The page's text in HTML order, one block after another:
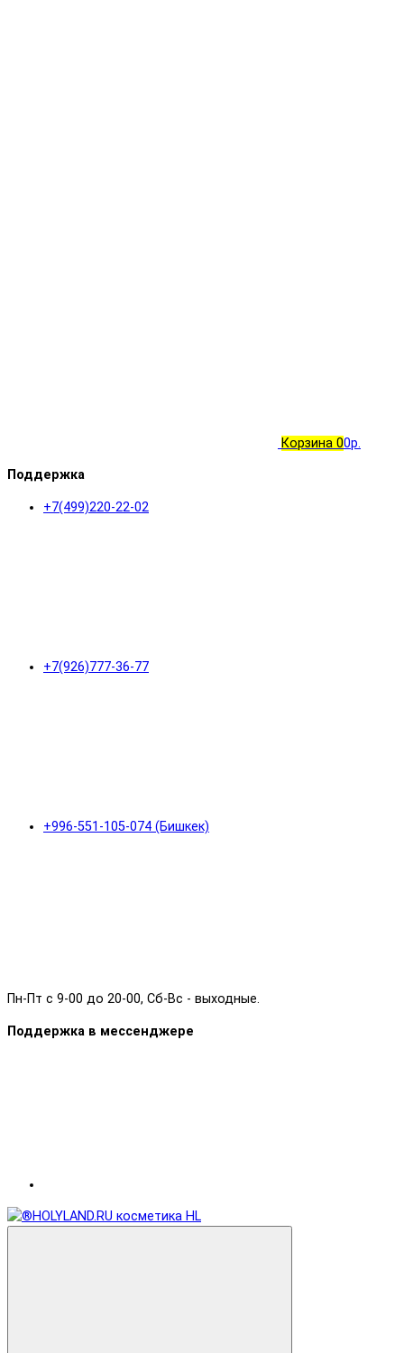
Корзина 00р.
Поддержка
+7(499)220-22-02
+7(926)777-36-77
+996-551-105-074 (Бишкек)
Пн-Пт с 9-00 до 20-00, Сб-Вс - выходные.
Поддержка в мессенджере